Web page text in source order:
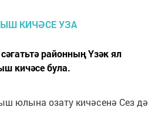
районның Үзәк ял
кичәсе була.
юлына озату кичәсенә Сез дә